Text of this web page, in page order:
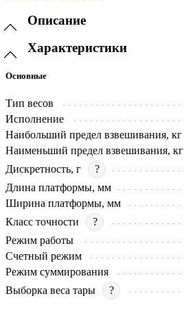
Описание
Характеристики
Основные
Тип весов
Исполнение
Наибольший предел взвешивания, кг
Наименьший предел взвешивания, кг
Дискретность, г
?
Длина платформы, мм
Ширина платформы, мм
Класс точности
?
Режим работы
Счетный режим
Режим суммирования
Выборка веса тары
?